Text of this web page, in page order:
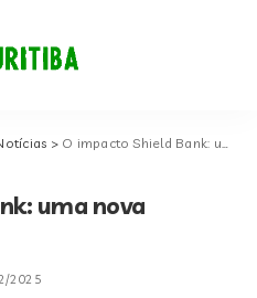
> O impacto Shield Bank: uma nova realidade financeira
uma nova
2025